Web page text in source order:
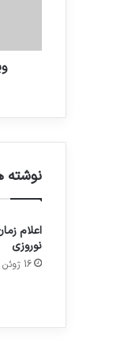
نوشته
اعلام
نوروزی
16 ژوئن 2026